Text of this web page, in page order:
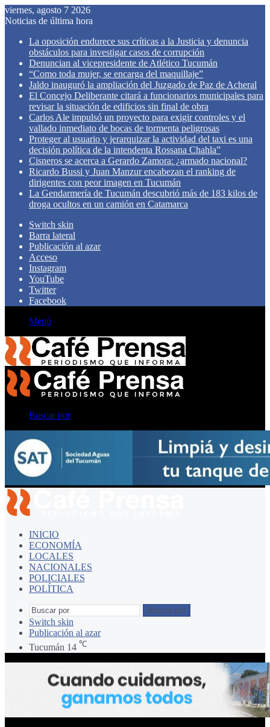
viernes, agosto 7 2026
Noticias de última hora
La oposición endurece sus críticas a la Justicia y denuncia
obstáculos para investigar casos de corrupción
Denuncian al vicepresidente de Atlético Tucumán
“Como toda mujer, se encarga del maquillaje”
Jaldo inauguró la ampliación del Juzgado de Paz de Acheral
El Concejo Deliberante citará a funcionarios municipales para
revisar la situación de edificios sin final de obra
Carlos Ale impulsó un proyecto para exigir controles y el
vallado inmediato de bocas de tormenta peligrosas
Proteger al usuario y jerarquizar la actividad del taxi es una
decisión política de la intendenta Rossana Chahla”
Cisneros se acerca a Gerardo Zamora: ¿armado nacional?
Ricardo Bussi y Juan Manzur encabezan el ranking de
dirigentes con peor imagen en Tucumán
La Gendarmería de Tucumán descubrió más de 183 kilos de
droga ocultos en un camión en Catamarca
Switch skin
Barra lateral
Publicación al azar
Acceso
Instagram
YouTube
Twitter
Facebook
Menú
Buscar por
INICIO
ECONOMÍA
LOCALES
NACIONALES
POLICIALES
POLÍTICA
Buscar por
Switch skin
Publicación al azar
Tucumán 14 ℃